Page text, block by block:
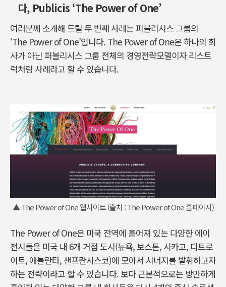
다, Publicis ‘The Power of One’
여러분께 소개해 드릴 두 번째 사례는 퍼블리시스 그룹의
‘The Power of One’입니다. The Power of One은 하나의 회
사가 아닌 퍼블리시스 그룹 전체의 경영전략모델이자 리스트
럭처링 사례라고 할 수 있습니다.
▲ The Power of One 웹사이트 (출처 : The Power of One 홈페이지)
The Power of One은 미국 전역에 흩어져 있는 다양한 에이
전시들을 미국 내 6개 거점 도시(뉴욕, 보스톤, 시카고, 디트로
이트, 애틀란타, 샌프란시스코)에 모아서 시너지를 발휘하고자
하는 전략이라고 할 수 있습니다. 보다 근본적으로는 방만하게